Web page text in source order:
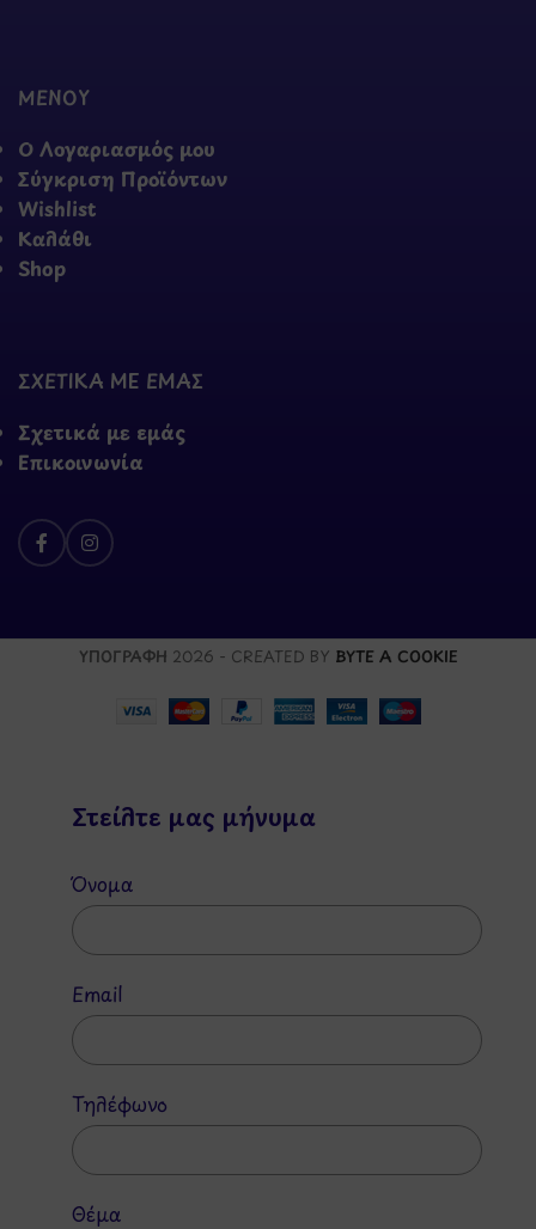
ΜΕΝΟΥ
Ο Λογαριασμός μου
Σύγκριση Προϊόντων
Wishlist
Καλάθι
Shop
ΣΧΕΤΙΚΑ ΜΕ ΕΜΑΣ
Σχετικά με εμάς
Επικοινωνία
ΥΠΟΓΡΑΦΗ 2026 - CREATED BY BYTE A COOKIE
Στείλτε μας μήνυμα
Όνομα
Email
Τηλέφωνο
Θέμα